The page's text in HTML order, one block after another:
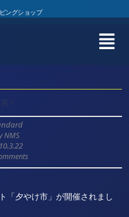
ングショップ
！
NMS
「夕やけ市」が開催されまし